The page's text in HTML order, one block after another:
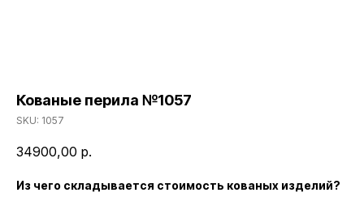
Кованые перила №1057
SKU: 1057
34900,00 р.
Из чего складывается стоимость кованых изделий?